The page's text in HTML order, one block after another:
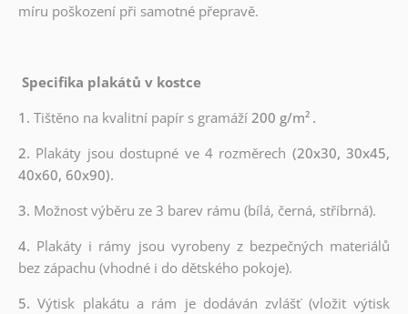
míru poškození při samotné přepravě.
Specifika plakátů v kostce
1. Tištěno na kvalitní papír s gramáží200 g/m² .
2. Plakáty jsou dostupné ve 4 rozměrech (20x30, 30x45,
40x60, 60x90).
3. Možnost výběru ze 3 barev rámu (bílá, černá, stříbrná).
4. Plakáty i rámy jsou vyrobeny z bezpečných materiálů
bez zápachu (vhodné i do dětského pokoje).
5.Výtisk plakátu a rám je dodáván zvlášť (vložit výtisk